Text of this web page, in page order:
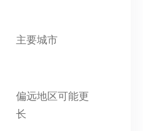
主要城市
偏远地区可能更
长